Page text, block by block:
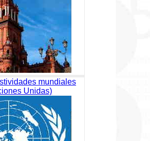
mundiales
Unidas)